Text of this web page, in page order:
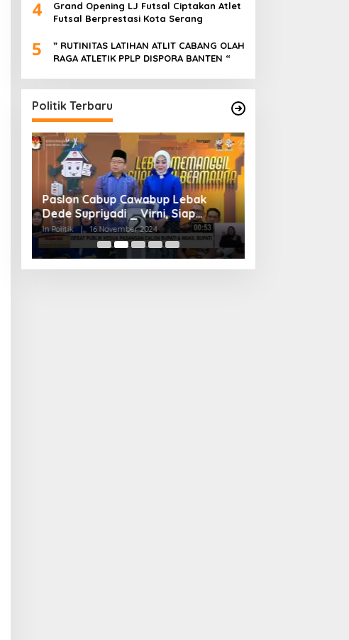
4
Grand Opening LJ Futsal Ciptakan Atlet
Futsal Berprestasi Kota Serang
5
” RUTINITAS LATIHAN ATLIT CABANG OLAH
RAGA ATLETIK PPLP DISPORA BANTEN “
Politik Terbaru
Paslon Cabup Cawabup Lebak
Dede Supriyadi _ Virni, Siap
Realisasikan Program
In Politik 16 November 2024